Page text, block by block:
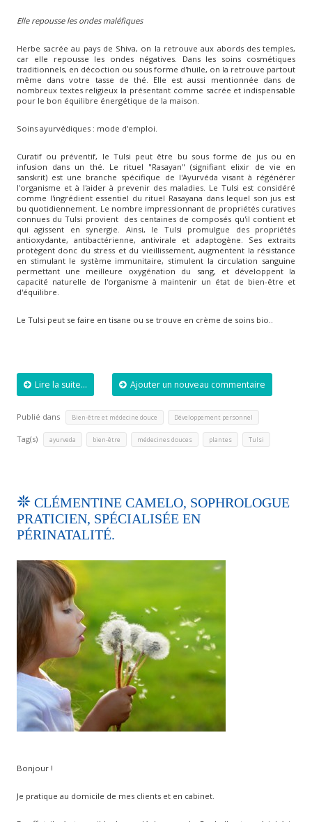
Elle repousse les ondes maléfiques
Herbe sacrée au pays de Shiva, on la retrouve aux abords des temples,
car elle repousse les ondes négatives. Dans les soins cosmétiques
traditionnels, en décoction ou sous forme d'huile, on la retrouve partout
même dans votre tasse de thé. Elle est aussi mentionnée dans de
nombreux textes religieux la présentant comme sacrée et indispensable
pour le bon équilibre énergétique de la maison.
Soins ayurvédiques : mode d'emploi.
Curatif ou préventif, le Tulsi peut être bu sous forme de jus ou en
infusion dans un thé. Le rituel "Rasayan" (signifiant elixir de vie en
sanskrit) est une branche spécifique de l'Ayurvéda visant à régénérer
l'organisme et à l'aider à prevenir des maladies. Le Tulsi est considéré
comme l'ingrédient essentiel du rituel Rasayana dans lequel son jus est
bu quotidiennement. Le nombre impressionnant de propriétés curatives
connues du Tulsi provient des centaines de composés qu'il contient et
qui agissent en synergie. Ainsi, le Tulsi promulgue des propriétés
antioxydante, antibactérienne, antivirale et adaptogène. Ses extraits
protègent donc du stress et du vieillissement, augmentent la résistance
en stimulant le système immunitaire, stimulent la circulation sanguine
permettant une meilleure oxygénation du sang, et développent la
capacité naturelle de l'organisme à maintenir un état de bien-être et
d'équilibre.
Le Tulsi peut se faire en tisane ou se trouve en crème de soins bio..
Lire la suite... Ajouter un nouveau commentaire
Publié dans Bien-être et médecine douce Développement personnel
Tag(s) ayurveda bien-être médecines douces plantes Tulsi
CLÉMENTINE CAMELO, SOPHROLOGUE
PRATICIEN, SPÉCIALISÉE EN
PÉRINATALITÉ.
Bonjour !
Je pratique au domicile de mes clients et en cabinet.